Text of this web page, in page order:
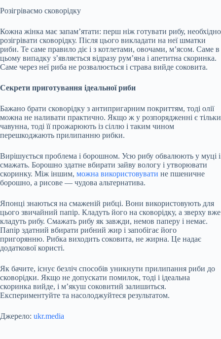
Розігріваємо сковорідку
Кожна жінка має запам’ятати: перш ніж готувати рибу, необхідно
розігрівати сковорідку. Після цього викладати на неї шматки
риби. Те саме правило діє і з котлетами, овочами, м’ясом. Саме в
цьому випадку з’являється відразу рум’яна і апетитна скоринка.
Саме через неї риба не розвалюється і страва вийде соковита.
Секрети приготування ідеальної риби
Бажано брати сковорідку з антипригарним покриттям, тоді олії
можна не наливати практично. Якщо ж у розпорядженні є тільки
чавунна, тоді її прожарюють із сіллю і таким чином
перешкоджають прилипанню рибки.
Вирішується проблема і борошном. Усю рибу обвалюють у муці і
смажать. Борошно здатне вбирати зайву вологу і утворювати
скоринку. Між іншим, можна використовувати не пшеничне
борошно, а рисове — чудова альтернатива.
Японці знаються на смаженій рибці. Вони використовують для
цього звичайний папір. Кладуть його на сковорідку, а зверху вже
кладуть рибу. Смажать рибу як завжди, немов паперу і немає.
Папір здатний вбирати рибний жир і запобігає його
пригорянню. Рибка виходить соковита, не жирна. Це надає
додаткової користі.
Як бачите, існує безліч способів уникнути прилипання риби до
сковорідки. Якщо не допускати помилок, тоді і ідеальна
скоринка вийде, і м’якуш соковитий залишиться.
Експериментуйте та насолоджуйтеся результатом.
Джерело: ukr.media